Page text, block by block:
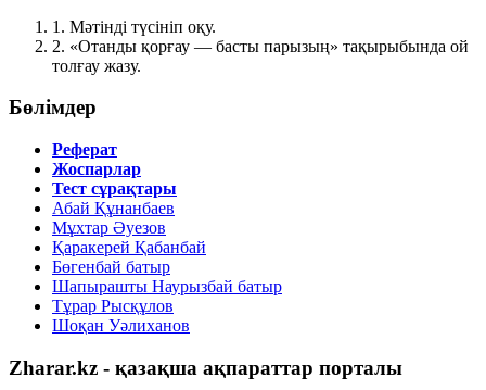
1. Мәтінді түсініп оқу.
2. «Отанды қорғау — басты парызың» тақырыбында ой
толғау жазу.
Бөлімдер
Реферат
Жоспарлар
Тест сұрақтары
Абай Құнанбаев
Мұхтар Әуезов
Қаракерей Қабанбай
Бөгенбай батыр
Шапырашты Наурызбай батыр
Тұрар Рысқұлов
Шоқан Уәлиханов
Zharar.kz - қазақша ақпараттар порталы